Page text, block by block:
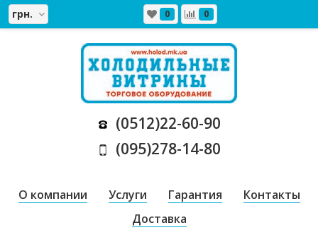
грн. 0 0
(0512)22-60-90
(095)278-14-80
О компании Услуги Гарантия
Контакты
Доставка